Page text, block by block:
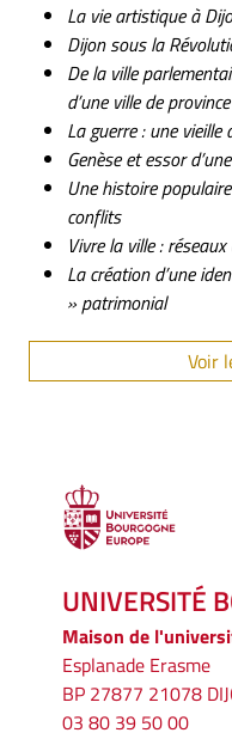
La vie artistique à
Dijon sous la
De la ville
d’une ville de province
La guerre : une
Genèse et essor
Une histoire
conflits
Vivre la ville :
La création d’une
» patrimonial
Voir
UNIVERSITÉ
Maison de
Esplanade Erasme
BP 27877 21078
03 80 39 50 00